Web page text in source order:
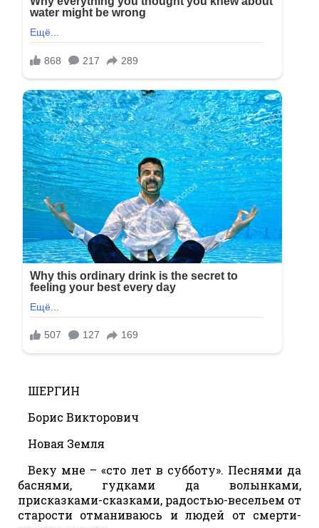
ШЕРГИН
Борис Викторович
Новая Земля
Веку мне – «сто лет в субботу». Песнями да
баснями, гудками да волынками,
присказками-сказками, радостью-весельем от
старости отманиваюсь и людей от смерти-